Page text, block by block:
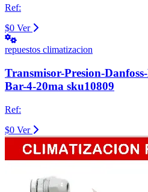
Ref:
$0 Ver
repuestos climatizacion
Transmisor-Presion-
Bar-4-20ma sku10809
Ref:
$0 Ver